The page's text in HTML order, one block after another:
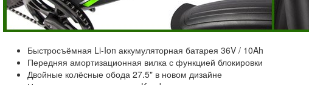
Быстросъёмная Li-Ion аккумуляторная батарея 36V / 10Ah
Передняя амортизационная вилка с функцией блокировки
Двойные колёсные обода 27.5" в новом дизайне